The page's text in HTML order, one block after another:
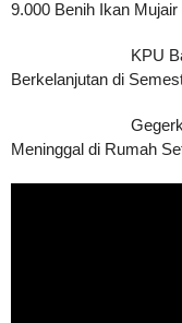
9.000 Benih Ikan
KPU
Berkelanjutan di
Meninggal di Rumah